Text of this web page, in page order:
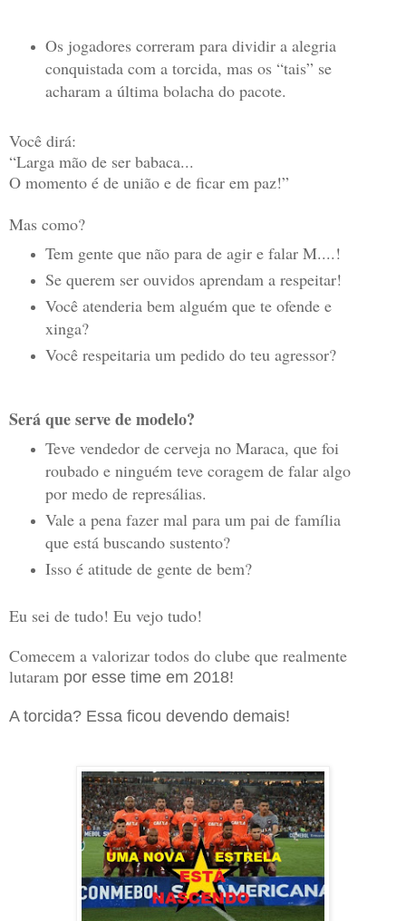
Os jogadores correram para dividir a alegria
conquistada com a torcida, mas os “tais” se
acharam a última bolacha do pacote.
Você dirá:
“Larga mão de ser babaca...
O momento é de união e de ficar em paz!”
Mas como?
Tem gente que não para de agir e falar M....!
Se querem ser ouvidos aprendam a respeitar!
Você atenderia bem alguém que te ofende e
xinga?
Você respeitaria um pedido do teu agressor?
Será que serve de modelo?
Teve vendedor de cerveja no Maraca, que foi
roubado e ninguém teve coragem de falar algo
por medo de represálias.
Vale a pena fazer mal para um pai de família
que está buscando sustento?
Isso é atitude de gente de bem?
Eu sei de tudo! Eu vejo tudo!
Comecem a valorizar todos do clube que realmente
lutaram por esse time em 2018!
A torcida? Essa ficou devendo demais!